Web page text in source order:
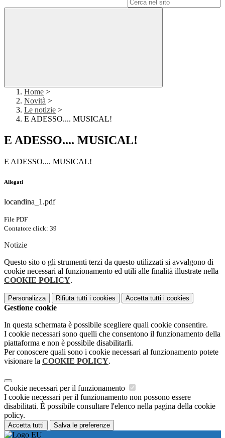
Home >
Novità >
Le notizie >
E ADESSO.... MUSICAL!
E ADESSO.... MUSICAL!
E ADESSO.... MUSICAL!
Allegati
locandina_1.pdf
File PDF
Contatore click: 39
Notizie
Questo sito o gli strumenti terzi da questo utilizzati si avvalgono di
cookie necessari al funzionamento ed utili alle finalità illustrate nella
COOKIE POLICY.
Personalizza Rifiuta tutti i cookies Accetta tutti i cookies
Gestione cookie
In questa schermata è possibile scegliere quali cookie consentire.
I cookie necessari sono quelli che consentono il funzionamento della
piattaforma e non è possibile disabilitarli.
Per conoscere quali sono i cookie necessari al funzionamento potete
visionare la COOKIE POLICY.
Cookie necessari per il funzionamento
I cookie necessari per il funzionamento non possono essere
disabilitati. È possibile consultare l'elenco nella pagina della cookie
policy.
Accetta tutti Salva le preferenze